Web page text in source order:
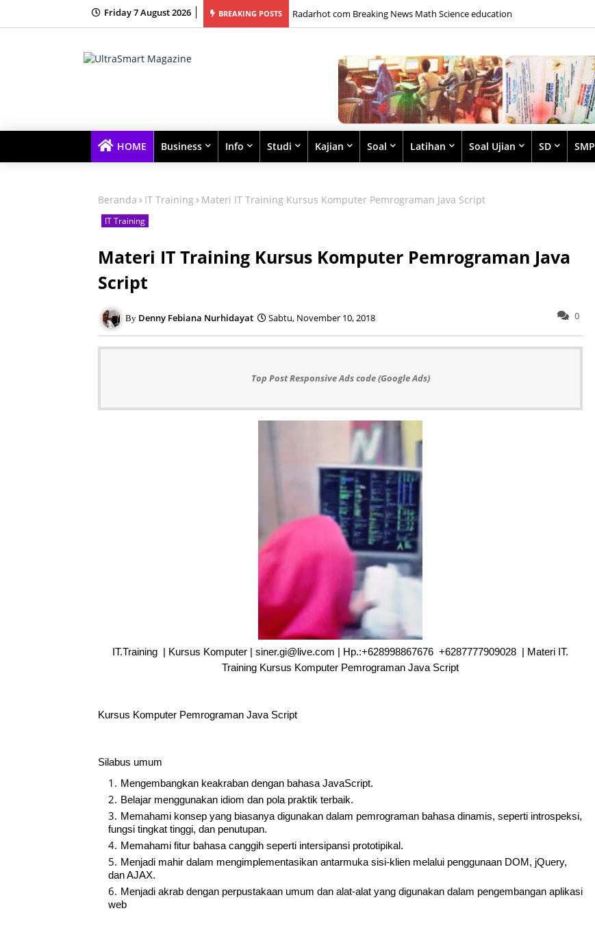
Friday 7 August 2026 BREAKING POSTS
Belajar Terbaik dengan Kelas Kecil dan Fokus Tinggi Radarhot com Breaking News Math Science education
HOME Business Info Studi Kajian Soal Latihan Soal Ujian SD SMP
Beranda IT Training Materi IT Training Kursus Komputer Pemrograman Java Script
IT Training
Materi IT Training Kursus Komputer Pemrograman Java
Script
Denny Febiana Nurhidayat Sabtu, November 10, 2018 0
Top Post Responsive Ads code (Google Ads)
IT.Training | Kursus Komputer | siner.gi@live.com | Hp.:+628998867676 +6287777909028 | Materi IT.
Training Kursus Komputer Pemrograman Java Script
Kursus Komputer Pemrograman Java Script
Silabus umum
Mengembangkan keakraban dengan bahasa JavaScript.
Belajar menggunakan idiom dan pola praktik terbaik.
Memahami konsep yang biasanya digunakan dalam pemrograman bahasa dinamis, seperti introspeksi,
fungsi tingkat tinggi, dan penutupan.
Memahami fitur bahasa canggih seperti intersipansi prototipikal.
Menjadi mahir dalam mengimplementasikan antarmuka sisi-klien melalui penggunaan DOM, jQuery,
dan AJAX.
Menjadi akrab dengan perpustakaan umum dan alat-alat yang digunakan dalam pengembangan aplikasi
web